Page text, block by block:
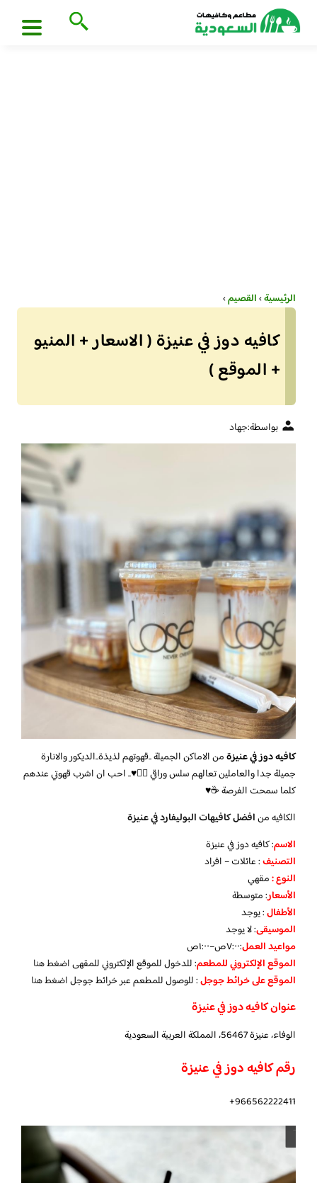
الرئيسية›القصيم›
كافيه دوز في عنيزة ( الاسعار + المنيو
+ الموقع )
بواسطة:جهاد
كافيه دوز في عنيزةمن الاماكن الجميلة ..قهوتهم لذيذة..الديكور والانارة
جميلة جدا والعاملين تعالهم سلس وراقي 👍🏼♥️.. احب ان اشرب قهوتي عندهم
كلما سمحت الفرصة ☕️♥️
الكافيه منافضل كافيهات البوليفارد في عنيزة
الاسم: كافيه دوز في عنيزة
التصنيف: عائلات – افراد
النوع :مقهي
الأسعار:متوسطة
الأطفال:يوجد
الموسيقى:لا يوجد
مواعيد العمل:٧:٠٠ص–١:٠٠ص
الموقع الإلكتروني للمطعم: للدخول للموقع الإلكتروني للمقهىاضغط هنا
الموقع على خرائط جوجل: للوصول للمطعم عبر خرائط جوجلاضغط هنا
عنوان كافيه دوز في عنيزة
الوفاء، عنيزة 56467، المملكة العربية السعودية
رقم كافيه دوز في عنيزة
966562222411+